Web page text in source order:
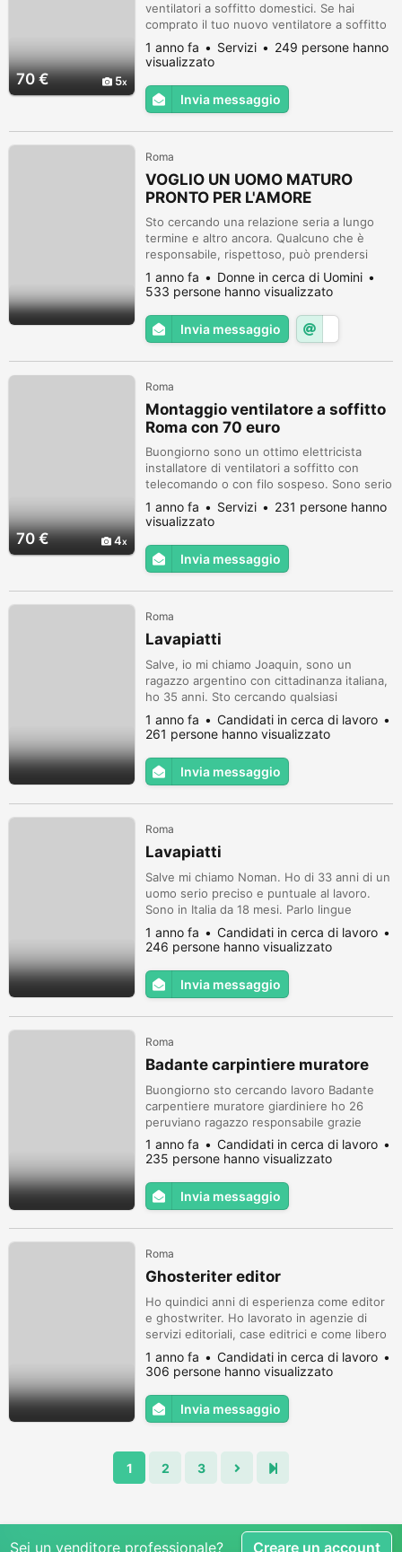
70 € 5
ventilatori a soffitto domestici. Se hai
comprato il tuo nuovo ventilatore a soffitto
e non te la senti di montarlo da solo, sappi
che io lo faccio da mestiere!!! Il mio onorario
riservato. Installatore di plafoniere con
ventilatore incorporato. Contattami
1 anno fa Servizi
249 persone hanno
visualizzato
Invia messaggio
Roma
VOGLIO UN UOMO MATURO
PRONTO PER L'AMORE
Sto cercando una relazione seria a lungo
termine e altro ancora. Qualcuno che è
responsabile, rispettoso, può prendersi
cura di se stesso, speciale per catturare il
mio cuore e sa come gestirlo con cura, uno
che mi amerà e sarà disposto a condividere
le più grandi gioie e dolori della vita.
Qualcuno che è disposto a coccolarmi e
1 anno fa
Donne in cerca di Uomini
533 persone hanno visualizzato
Invia messaggio
70 € 4
Roma
Montaggio ventilatore a soffitto
Roma con 70 euro
Buongiorno sono un ottimo elettricista
installatore di ventilatori a soffitto con
telecomando o con filo sospeso. Sono serio
e preparato. Mi occupo del montaggio del
tuo nuovo ventilatore con 70 euro
lampadario e installazione del ventilatore a
soffitto. Mi muovo su tutta Roma, castelli
1 anno fa Servizi
231 persone hanno
visualizzato
Invia messaggio
Roma
Lavapiatti
Salve, io mi chiamo Joaquin, sono un
ragazzo argentino con cittadinanza italiana,
ho 35 anni. Sto cercando qualsiasi
opportunità lavorativa con vitto e alloggio.
In passato ho lavorato come cameriere, ma
sono interessato a cambiare settore. Sono
puntuale, molto responsabile e imparo
veloce. So lavorare in squadra.
1 anno fa
Candidati in cerca di lavoro
261 persone hanno visualizzato
Invia messaggio
Roma
Lavapiatti
Salve mi chiamo Noman. Ho di 33 anni di un
uomo serio preciso e puntuale al lavoro.
Sono in Italia da 18 mesi. Parlo lingue
Italiana a livello A1. Ho lavorato in Lido di
Jesolo, Venezia anno 2024 stagione estiva
Hotel Mirafiori 3??? in ruolo di Lavapiatti.
Ho tanta voglia di lavorare e imparare il
mestiere di ristorazione in cucina. Sono
1 anno fa
Candidati in cerca di lavoro
246 persone hanno visualizzato
Invia messaggio
Roma
Badante carpintiere muratore
Buongiorno sto cercando lavoro Badante
carpentiere muratore giardiniere ho 26
peruviano ragazzo responsabile grazie
1 anno fa
Candidati in cerca di lavoro
235 persone hanno visualizzato
Invia messaggio
Roma
Ghosteriter editor
Ho quindici anni di esperienza come editor
e ghostwriter. Ho lavorato in agenzie di
servizi editoriali, case editrici e come libero
professionista. Ho esperienza nella
scrittura, nell'editing strutturale e nella
revisione formale di saggi e romanzi. Scrivo
e pubblico regolarmente racconti in
antologie e riviste letterarie, articoli su
1 anno fa
Candidati in cerca di lavoro
306 persone hanno visualizzato
Invia messaggio
1 2 3
Sei un venditore professionale? Creare un account